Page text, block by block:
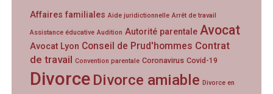
Affaires familiales Aide juridictionnelle Arrêt de travail
Assistance éducative Audition Autorité parentale Avocat
Avocat Lyon Conseil de Prud'hommes Contrat
de travail Convention parentale Coronavirus Covid-19
Divorce Divorce amiable Divorce en